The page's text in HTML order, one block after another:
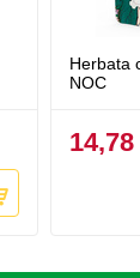
Herbata
NOC
14,78